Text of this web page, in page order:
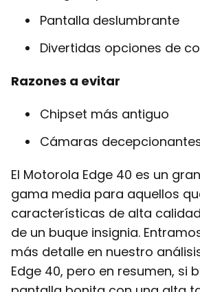
Pantalla deslumbrante
Divertidas opciones de
Razones a evitar
Chipset más antiguo
Cámaras
El Motorola Edge 40 es un
gama media para aquellos
características de alta
de un buque insignia.
más detalle en nuestro
Edge 40, pero en resumen, si